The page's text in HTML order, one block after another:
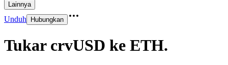
Lainnya
Unduh Hubungkan
Tukar crvUSD ke ETH.